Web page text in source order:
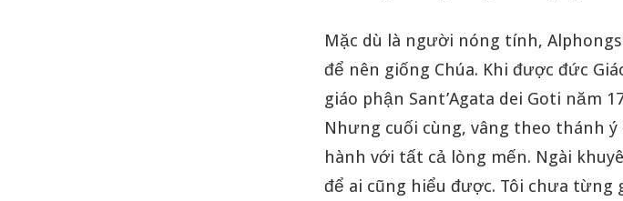
Mặc dù là người nóng tính,
để nên giống Chúa. Khi được đức
giáo phận Sant’Agata dei Goti năm
Nhưng cuối cùng, vâng theo thánh
hành với tất cả lòng mến. Ngài
để ai cũng hiểu được. Tôi chưa từng